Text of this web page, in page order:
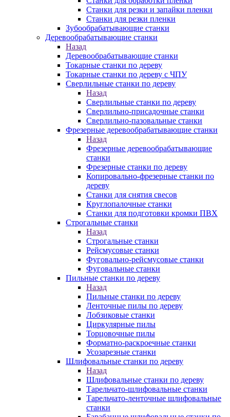
Станки для резки и запайки пленки
Станки для резки пленки
Зубообрабатывающие станки
Деревообрабатывающие станки
Назад
Деревообрабатывающие станки
Токарные станки по дереву
Токарные станки по дереву с ЧПУ
Сверлильные станки по дереву
Назад
Сверлильные станки по дереву
Сверлильно-присадочные станки
Сверлильно-пазовальные станки
Фрезерные деревообрабатывающие станки
Назад
Фрезерные деревообрабатывающие
станки
Фрезерные станки по дереву
Копировально-фрезерные станки по
дереву
Станки для снятия свесов
Круглопалочные станки
Станки для подготовки кромки ПВХ
Строгальные станки
Назад
Строгальные станки
Рейсмусовые станки
Фуговально-рейсмусовые станки
Фуговальные станки
Пильные станки по дереву
Назад
Пильные станки по дереву
Ленточные пилы по дереву
Лобзиковые станки
Циркулярные пилы
Торцовочные пилы
Форматно-раскроечные станки
Усозарезные станки
Шлифовальные станки по дереву
Назад
Шлифовальные станки по дереву
Тарельчато-шлифовальные станки
Тарельчато-ленточные шлифовальные
станки